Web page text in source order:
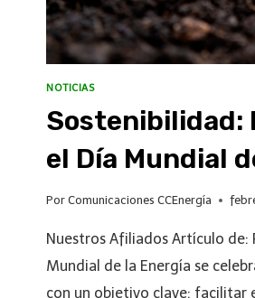
NOTICIAS
Sostenibilidad:
el Día Mundial
Por Comunicaciones CCEnergía
Nuestros Afiliados Artículo de:
Mundial de la Energía se
con un objetivo clave: facilitar